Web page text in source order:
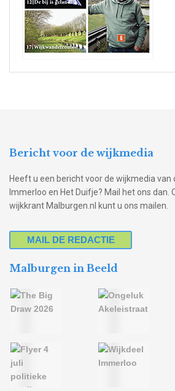
Bericht voor de wijkmedia
Heeft u een bericht voor de wijkmedia van
Immerloo en Het Duifje? Mail het ons dan.
wijkkrant Malburgen.nl kunt u ons mailen.
MAIL DE REDACTIE
Malburgen in Beeld